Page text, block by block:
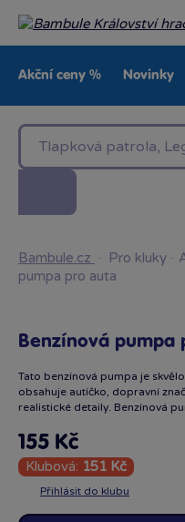
Akční ceny % Novinky
Baby Značky
Bambule.cz · Pro kluky ·
pumpa pro auta
Benzínová pumpa
Tato benzínová pumpa je
obsahuje autíčko, dopravní
realistické detaily. Benzínová
155 Kč
Klubová: 151 Kč
Přihlásit do klubu